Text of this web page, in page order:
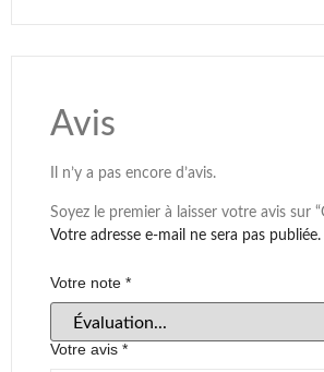
Avis
Il n’y a pas encore d’avis.
Soyez le premier à laisser votre avis sur
Votre adresse e-mail ne sera pas publiée.
Votre note *
Votre avis *